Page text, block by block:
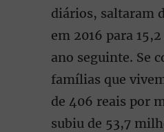
diários, saltaram
em 2016 para
ano seguinte. Se
famílias que
de 406 reais por
subiu de 53,7